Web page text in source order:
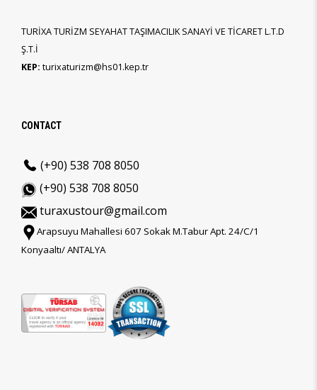
TURİXA TURİZM SEYAHAT TAŞIMACILIK SANAYİ VE TİCARET L.T.D
Ş.T.İ
KEP: turixaturizm@hs01.kep.tr
CONTACT
(+90) 538 708 8050
(+90) 538 708 8050
turaxustour@gmail.com
Arapsuyu Mahallesi 607 Sokak M.Tabur Apt. 24/C/1
Konyaaltı/ ANTALYA